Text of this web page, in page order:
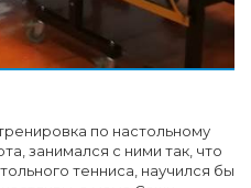
по настольному
занимался с ними так, что
тенниса, научился бы